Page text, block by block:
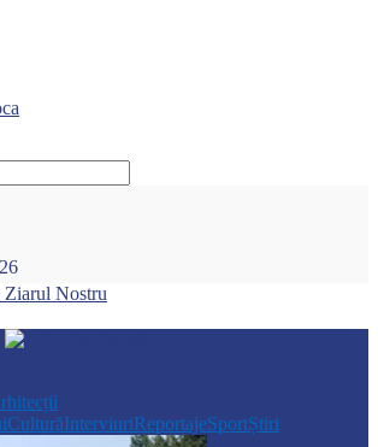
Ziarul Nostru
CulturăInterviuriReportajeSportȘtiri